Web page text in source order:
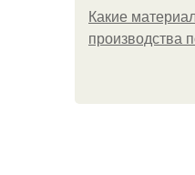
Какие
производства